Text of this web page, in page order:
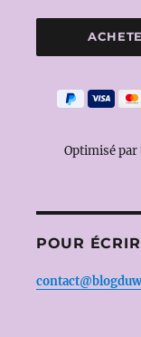
Optimisé par
POUR